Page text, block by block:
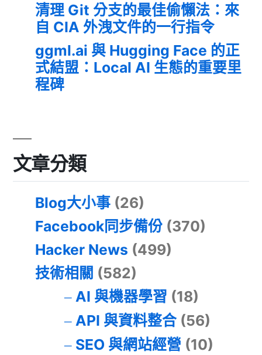
清理 Git 分支的最佳偷懶法：來
自 CIA 外洩文件的一行指令
ggml.ai 與 Hugging Face 的正
式結盟：Local AI 生態的重要里
程碑
文章分類
Blog大小事 (26)
Facebook同步備份 (370)
Hacker News (499)
技術相關 (582)
AI 與機器學習 (18)
API 與資料整合(56)
SEO 與網站經營 (10)